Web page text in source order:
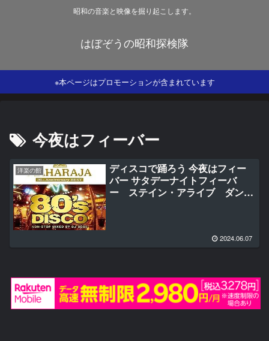
昭和の音楽と映像を掘り起こします。
はぼぞうの昭和探検隊
※本ページはプロモーションが含まれています
今夜はフィーバー
洋楽の館
ディスコで踊ろう 今夜はフィー
バー サタデーナイトフィーバ
ー ステイン・アライブ ダンシ
2024.06.07